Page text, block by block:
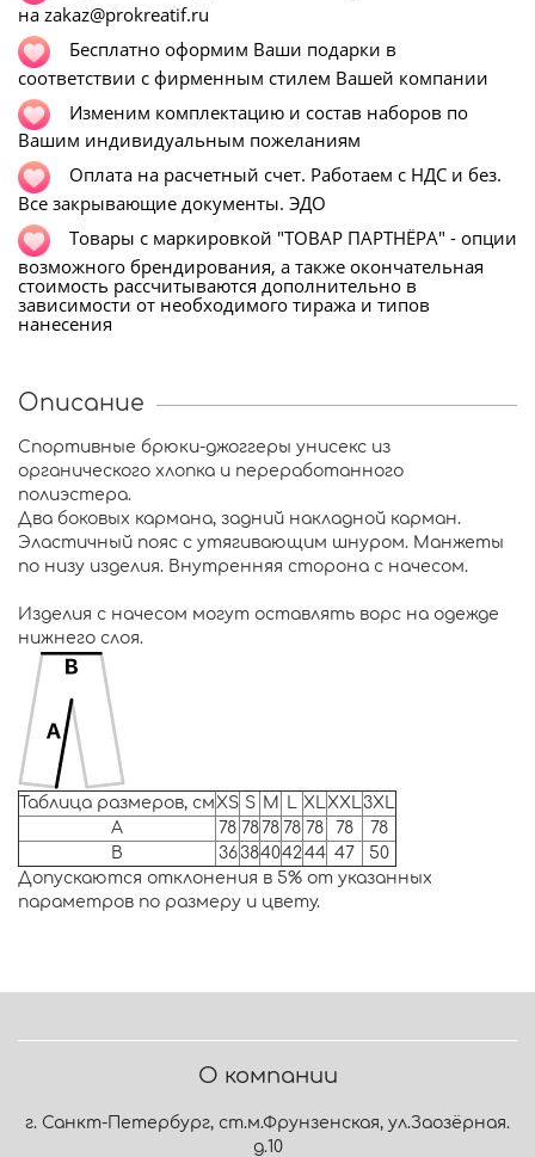
на zakaz@prokreatif.ru
Бесплатно оформим Ваши подарки в
соответствии с фирменным стилем Вашей компании
Изменим комплектацию и состав наборов по
Вашим индивидуальным пожеланиям
Оплата на расчетный счет. Работаем с НДС и без.
Все закрывающие документы. ЭДО
Товары с маркировкой "ТОВАР ПАРТНЁРА" - опции
возможного брендирования, а также окончательная
стоимость рассчитываются дополнительно в
зависимости от необходимого тиража и типов
нанесения
Описание
Cпортивные брюки-джоггеры унисекс из
органического хлопка и переработанного
полиэстера.
Два боковых кармана, задний накладной карман.
Эластичный пояс с утягивающим шнуром. Манжеты
по низу изделия. Внутренняя сторона с начесом.
Изделия с начесом могут оставлять ворс на одежде
нижнего слоя.
Таблица размеров, см XS S M XL XXL 3XL
A
78 7878 78 78 78
78
B
3638404244 47
50
Допускаются отклонения в 5% от указанных
параметров по размеру и цвету.
О компании
г. Санкт-Петербург, ст.м.Фрунзенская, ул.Заозёрная.
д.10